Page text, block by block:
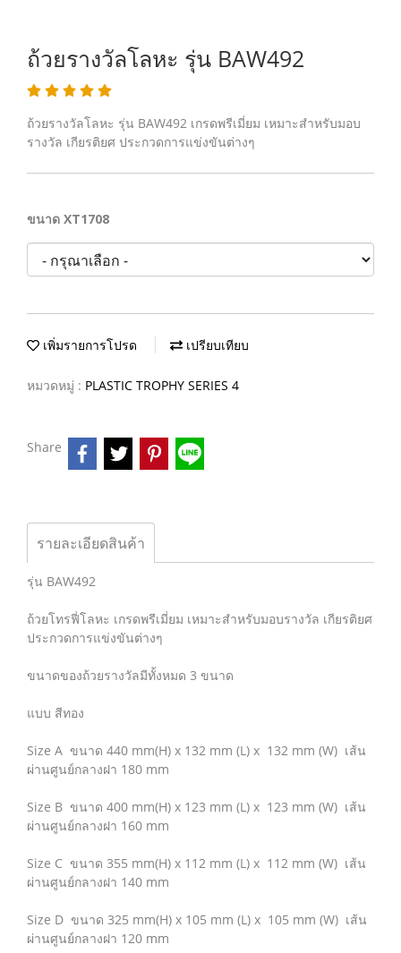
ถ้วยรางวัลโลหะ รุ่น BAW492
ถ้วยรางวัลโลหะ รุ่น BAW492 เกรดพรีเมี่ยม เหมาะสำหรับมอบ
รางวัล เกียรติยศ ประกวดการแข่งขันต่างๆ
ขนาด XT1708
เพิ่มรายการโปรด เปรียบเทียบ
หมวดหมู่ : PLASTIC TROPHY SERIES 4
Share
รายละเอียดสินค้า
รุ่น BAW492
ถ้วยโทรฟี่โลหะ เกรดพรีเมี่ยม เหมาะสำหรับมอบรางวัล เกียรติยศ
ประกวดการแข่งขันต่างๆ
ขนาดของถ้วยรางวัลมีทั้งหมด 3 ขนาด
แบบ สีทอง
Size A ขนาด 440 mm(H) x 132 mm (L) x 132 mm (W) เส้น
ผ่านศูนย์กลางฝา 180 mm
Size B ขนาด 400 mm(H) x 123 mm (L) x 123 mm (W) เส้น
ผ่านศูนย์กลางฝา 160 mm
Size C ขนาด 355 mm(H) x 112 mm (L) x 112 mm (W) เส้น
ผ่านศูนย์กลางฝา 140 mm
Size D ขนาด 325 mm(H) x 105 mm (L) x 105 mm (W) เส้น
ผ่านศูนย์กลางฝา 120 mm